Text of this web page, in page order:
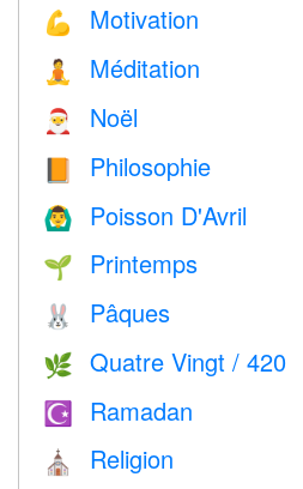
💪 Motivation
🧘 Méditation
🎅 Noël
📙 Philosophie
🙆‍♂️ Poisson D'Avril
🌱 Printemps
🐰 Pâques
🌿 Quatre Vingt / 420
☪️ Ramadan
⛪️ Religion